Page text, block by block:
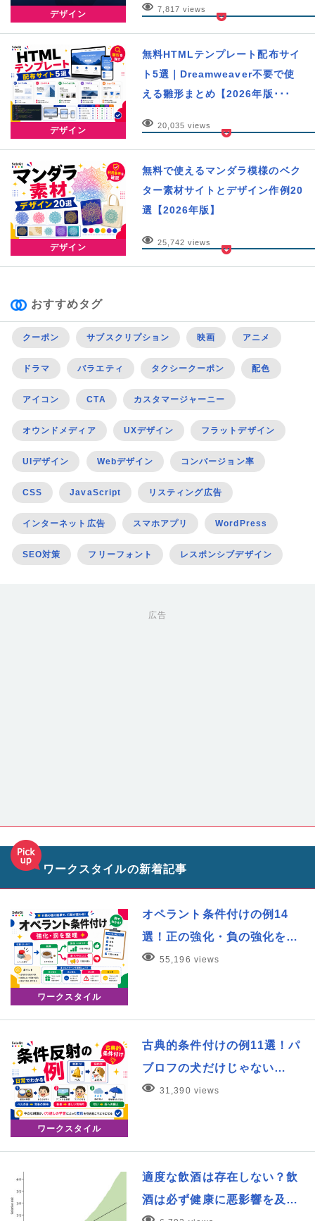
デザイン 7,817 views
デザイン
無料HTMLテンプレート配布サイ
ト5選｜Dreamweaver不要で使
える雛形まとめ【2026年版･･･
20,035 views
デザイン
無料で使えるマンダラ模様のベク
ター素材サイトとデザイン作例20
選【2026年版】
25,742 views
おすすめタグ
クーポン サブスクリプション 映画 アニメ
ドラマ バラエティ タクシークーポン 配色
アイコン CTA カスタマージャーニー
オウンドメディア UXデザイン フラットデザイン
UIデザイン Webデザイン コンバージョン率
CSS JavaScript リスティング広告
インターネット広告 スマホアプリ WordPress
SEO対策 フリーフォント レスポンシブデザイン
広告
ワークスタイルの新着記事
ワークスタイル
オペラント条件付けの例14
選！正の強化・負の強化を…
55,196 views
ワークスタイル
古典的条件付けの例11選！パ
ブロフの犬だけじゃない…
31,390 views
適度な飲酒は存在しない？飲
酒は必ず健康に悪影響を及…